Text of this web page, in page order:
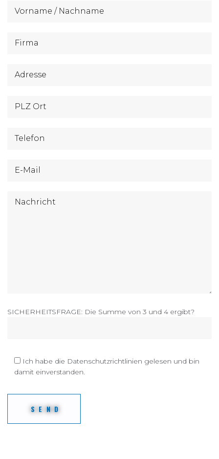
SICHERHEITSFRAGE: Die Summe von 3 und 4 ergibt?
Ich habe die Datenschutzrichtlinien gelesen und bin
damit einverstanden.